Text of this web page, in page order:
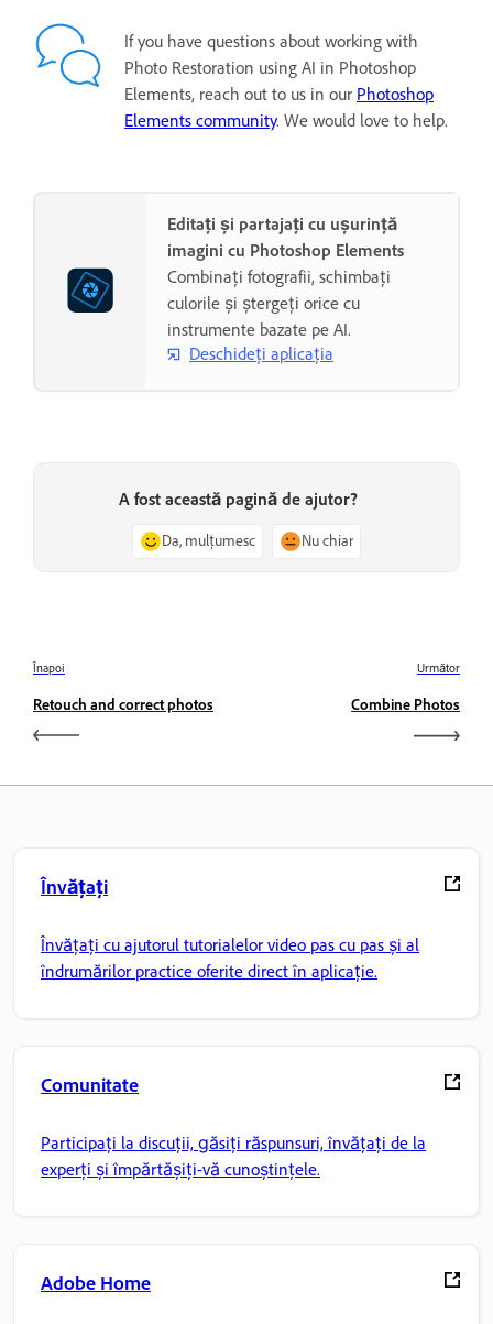
If you have questions about working with
Photo Restoration using AI in Photoshop
Elements, reach out to us in our Photoshop
Elements community. We would love to help.
Editați și partajați cu ușurință
imagini cu Photoshop Elements
Combinați fotografii, schimbați
culorile și ștergeți orice cu
instrumente bazate pe AI.
Deschideți aplicația
A fost această pagină de ajutor?
Da, mulțumesc Nu chiar
Înapoi
Retouch and correct photos
Următor
Combine Photos
Învățați
Învățați cu ajutorul tutorialelor video pas cu pas și al
îndrumărilor practice oferite direct în aplicație.
Comunitate
Participați la discuții, găsiți răspunsuri, învățați de la
experți și împărtășiți-vă cunoștințele.
Adobe Home